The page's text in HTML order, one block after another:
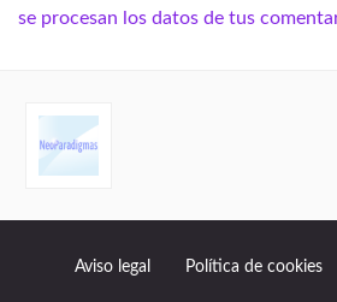
se procesan los datos de tus
Aviso legal Política de cookies